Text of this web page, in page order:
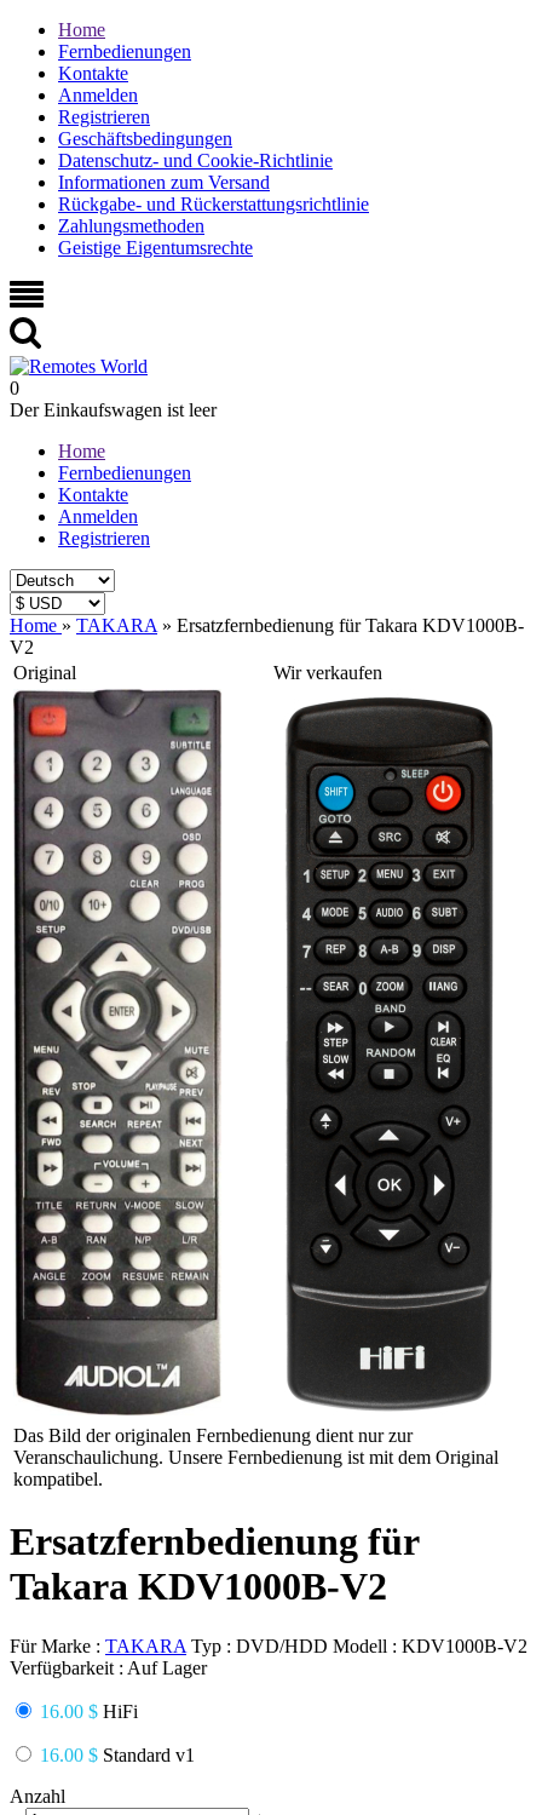
Home
Fernbedienungen
Kontakte
Anmelden
Registrieren
Geschäftsbedingungen
Datenschutz- und Cookie-Richtlinie
Informationen zum Versand
Rückgabe- und Rückerstattungsrichtlinie
Zahlungsmethoden
Geistige Eigentumsrechte
0
Der Einkaufswagen ist leer
Home
Fernbedienungen
Kontakte
Anmelden
Registrieren
Home » TAKARA » Ersatzfernbedienung für Takara KDV1000B-
V2
Original
Wir verkaufen
Das Bild der originalen Fernbedienung dient nur zur
Veranschaulichung. Unsere Fernbedienung ist mit dem Original
kompatibel.
Ersatzfernbedienung für
Takara KDV1000B-V2
Für Marke : TAKARA Typ : DVD/HDD Modell : KDV1000B-V2
Verfügbarkeit : Auf Lager
16.00 $ HiFi
16.00 $ Standard v1
Anzahl